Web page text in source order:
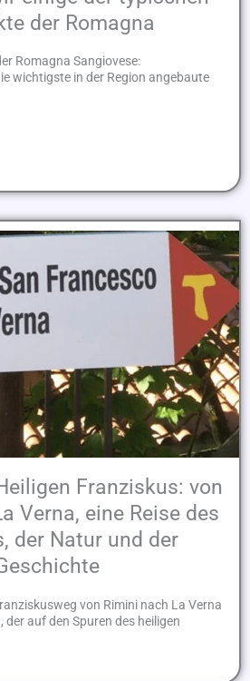
der Romagna
Romagna Sangiovese:
wichtigste in der Region angebaute
Franziskus: von
Verna, eine Reise des
der Natur und der
von Rimini nach La Verna
der auf den Spuren des heiligen